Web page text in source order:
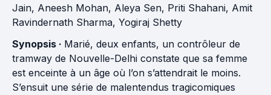
Jain, Aneesh Mohan, Aleya Sen, Priti Shahani, Amit
Ravindernath Sharma, Yogiraj Shetty
Synopsis · Marié, deux enfants, un contrôleur de
tramway de Nouvelle-Delhi constate que sa femme
est enceinte à un âge où l’on s’attendrait le moins.
S’ensuit une série de malentendus tragicomiques